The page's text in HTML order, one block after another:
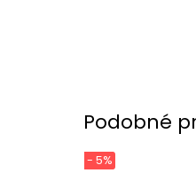
Podobné
- 5%